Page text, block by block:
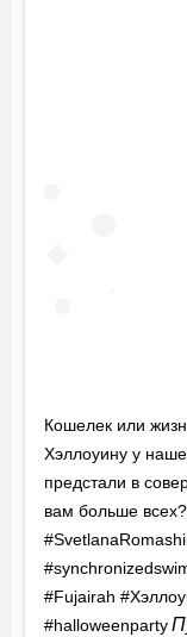
Кошелек или
Хэллоуину у
предстали в
вам больше
#Fujairah
#halloweenparty